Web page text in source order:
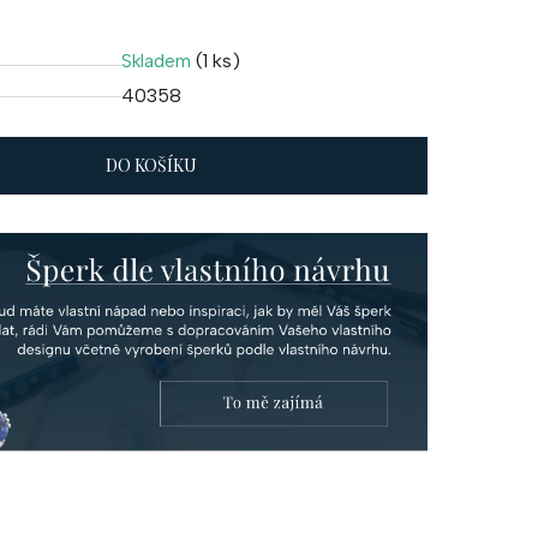
Skladem (1 ks)
40358
DO KOŠÍKU